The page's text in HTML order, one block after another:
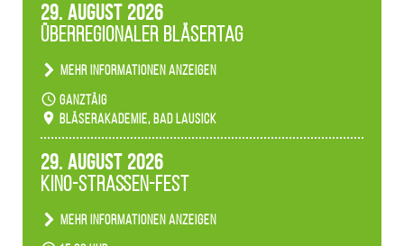
Ambiente gibt es ein leuchtendes Konzert
unserer Fachbereiche.
29. August 2026
Überregionaler Bläsertag
Mehr Informationen anzeigen
Teilnahme der Bläserklassen.
ganztäig
Bläserakademie, Bad Lausick
29. August 2026
Kino-Straßen-Fest
Mehr Informationen anzeigen
Konzert unserer Zwenkauer Schüler und